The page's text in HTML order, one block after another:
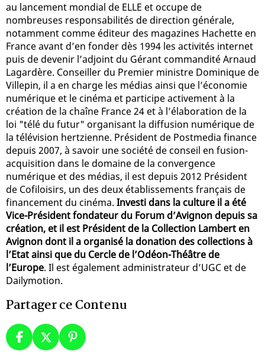
au lancement mondial de ELLE et occupe de
nombreuses responsabilités de direction générale,
notamment comme éditeur des magazines Hachette en
France avant d’en fonder dès 1994 les activités internet
puis de devenir l’adjoint du Gérant commandité Arnaud
Lagardère. Conseiller du Premier ministre Dominique de
Villepin, il a en charge les médias ainsi que l’économie
numérique et le cinéma et participe activement à la
création de la chaîne France 24 et à l’élaboration de la
loi "télé du futur" organisant la diffusion numérique de
la télévision hertzienne. Président de Postmedia finance
depuis 2007, à savoir une société de conseil en fusion-
acquisition dans le domaine de la convergence
numérique et des médias, il est depuis 2012 Président
de Cofiloisirs, un des deux établissements français de
financement du cinéma. Investi dans la culture il a été
Vice-Président fondateur du Forum d’Avignon depuis sa
création, et il est Président de la Collection Lambert en
Avignon dont il a organisé la donation des collections à
l’Etat ainsi que du Cercle de l’Odéon-Théâtre de
l’Europe. Il est également administrateur d’UGC et de
Dailymotion.
Partager ce Contenu